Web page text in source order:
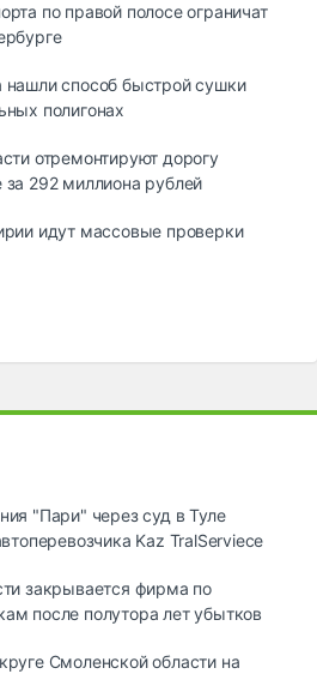
по правой полосе ограничат
способ быстрой сушки
полигонах
отремонтируют дорогу
292 миллиона рублей
идут массовые проверки
"Пари" через суд в Туле
Kaz TralServiece
закрывается фирма по
после полутора лет убытков
Смоленской области на